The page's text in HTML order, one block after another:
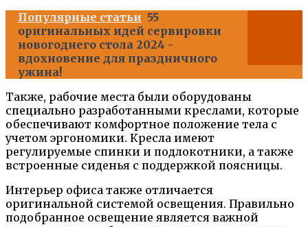
Популярные статьи 55
оригинальных идей сервировки
новогоднего стола 2024 -
вдохновение для праздничного
ужина!
Также, рабочие места были оборудованы
специально разработанными креслами, которые
обеспечивают комфортное положение тела с
учетом эргономики. Кресла имеют
регулируемые спинки и подлокотники, а также
встроенные сиденья с поддержкой поясницы.
Интерьер офиса также отличается
оригинальной системой освещения. Правильно
подобранное освещение является важной